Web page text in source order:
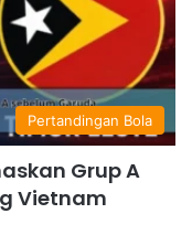
Pertandingan Bola
Grup A
Vietnam